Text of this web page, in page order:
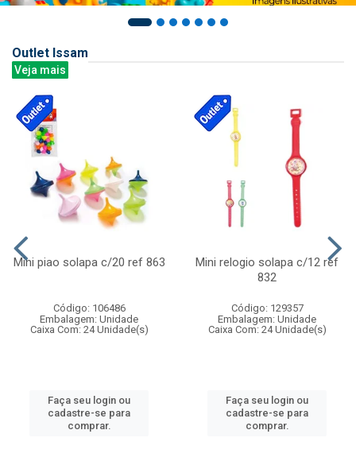
Outlet Issam
Veja mais
Mini piao solapa c/20 ref 863
Código: 106486
Embalagem: Unidade
Caixa Com: 24 Unidade(s)
Faça seu login ou
cadastre-se para
comprar.
Mini relogio solapa c/12 ref
832
Código: 129357
Embalagem: Unidade
Caixa Com: 24 Unidade(s)
Faça seu login ou
cadastre-se para
comprar.